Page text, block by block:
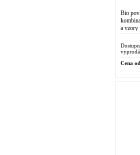
Bio
a vzory
Cena